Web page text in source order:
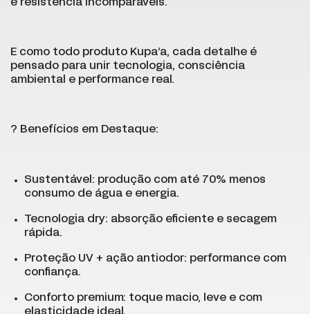
e resistência incomparáveis.
E como todo produto Kupa’a, cada detalhe é
pensado para unir tecnologia, consciência
ambiental e performance real.
? Benefícios em Destaque:
Sustentável: produção com até 70% menos
consumo de água e energia.
Tecnologia dry: absorção eficiente e secagem
rápida.
Proteção UV + ação antiodor: performance com
confiança.
Conforto premium: toque macio, leve e com
elasticidade ideal.